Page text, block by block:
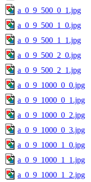
a_0_9_500_0_1.jpg
a_0_9_500_1_0.jpg
a_0_9_500_1_1.jpg
a_0_9_500_2_0.jpg
a_0_9_500_2_1.jpg
a_0_9_1000_0_0.jpg
a_0_9_1000_0_1.jpg
a_0_9_1000_0_2.jpg
a_0_9_1000_0_3.jpg
a_0_9_1000_1_0.jpg
a_0_9_1000_1_1.jpg
a_0_9_1000_1_2.jpg